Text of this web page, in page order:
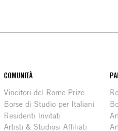
COMUNITÀ
Vincitori del Rome Prize
Borse di Studio per Italiani
Residenti Invitati
Artisti & Studiosi Affiliati